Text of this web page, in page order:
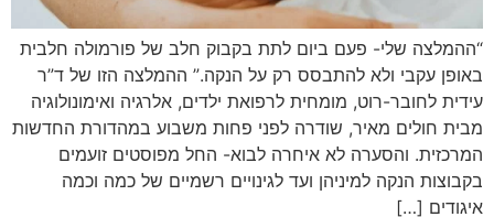
“ההמלצה שלי- פעם ביום לתת בקבוק חלב של פורמולה חלבית
באופן עקבי ולא להתבסס רק על הנקה.” ההמלצה הזו של ד”ר
עידית לחובר-רוט, מומחית לרפואת ילדים, אלרגיה ואימונולוגיה
מבית חולים מאיר, שודרה לפני פחות משבוע במהדורת החדשות
המרכזית. והסערה לא איחרה לבוא- החל מפוסטים זועמים
בקבוצות הנקה למיניהן ועד לגינויים רשמיים של כמה וכמה
איגודים […]